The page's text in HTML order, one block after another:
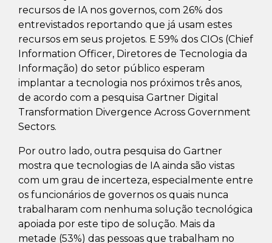
recursos de IA nos governos, com 26% dos
entrevistados reportando que já usam estes
recursos em seus projetos. E 59% dos CIOs (Chief
Information Officer, Diretores de Tecnologia da
Informação) do setor público esperam
implantar a tecnologia nos próximos três anos,
de acordo com a pesquisa Gartner Digital
Transformation Divergence Across Government
Sectors.
Por outro lado, outra pesquisa do Gartner
mostra que tecnologias de IA ainda são vistas
com um grau de incerteza, especialmente entre
os funcionários de governos os quais nunca
trabalharam com nenhuma solução tecnológica
apoiada por este tipo de solução. Mais da
metade (53%) das pessoas que trabalham no